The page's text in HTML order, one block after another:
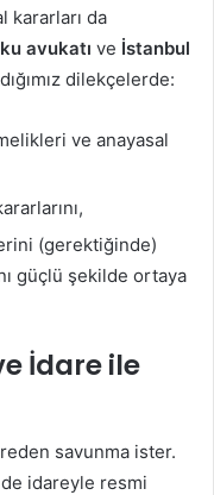
kararları da
avukatı ve İstanbul
dilekçelerde:
ve anayasal
(gerektiğinde)
güçlü şekilde ortaya
İdare ile
savunma ister.
idareyle resmi